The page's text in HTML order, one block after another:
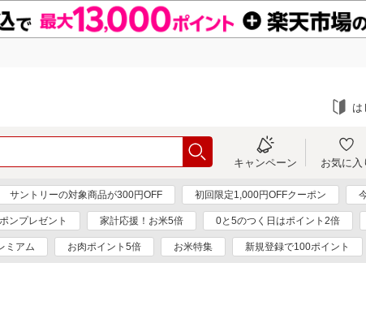
は
キャンペーン お気に入
サントリーの対象商品が300円OFF 初回限定1,000円OFFクーポン
ンプレゼント 家計応援！お米5倍 0と5のつく日はポイント2倍
ミアム お肉ポイント5倍 お米特集 新規登録で100ポイント